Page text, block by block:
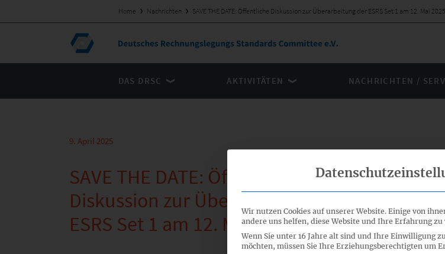
Home Nachrichten SAVE THE DATE: Öffentliche Diskussion zur Überarbeitung der ESRS Set 1 am 12. Mai 2025
DAS DRSC AKTIVITÄTEN NACHRICHTEN /
9. April 2025
SAVE THE DATE: Öffentliche
Diskussion zur Überarbeitung der
ESRS Set 1 am 12. Mai 2025
Wir nutzen Cookies auf unserer Website. Einige von
andere uns helfen, diese Website und Ihre Erfahrung zu
Wenn Sie unter 16 Jahre alt sind und Ihre Einwilligung
möchten, müssen Sie Ihre Erziehungsberechtigten um